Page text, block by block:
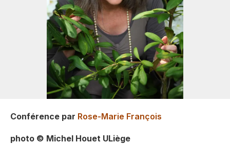
Conférence par Rose-Marie François
photo © Michel Houet ULiège